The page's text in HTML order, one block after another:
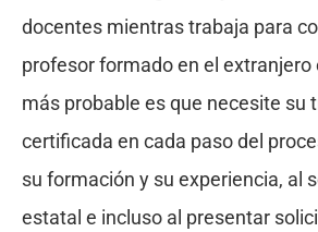
docentes mientras trabaja para
profesor formado en el extranjero
más probable es que necesite su
certificada en cada paso del
su formación y su experiencia, al
estatal e incluso al presentar